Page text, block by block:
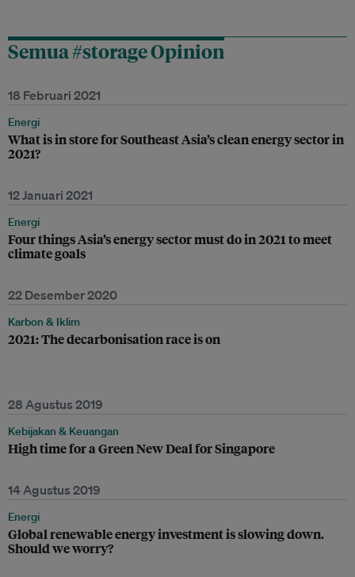
Semua #storage Opinion
18 Februari 2021
Energi
What is in store for Southeast Asia’s clean energy sector in
2021?
12 Januari 2021
Energi
Four things Asia’s energy sector must do in 2021 to meet
climate goals
22 Desember 2020
Karbon & Iklim
2021: The decarbonisation race is on
28 Agustus 2019
Kebijakan & Keuangan
High time for a Green New Deal for Singapore
14 Agustus 2019
Energi
Global renewable energy investment is slowing down.
Should we worry?